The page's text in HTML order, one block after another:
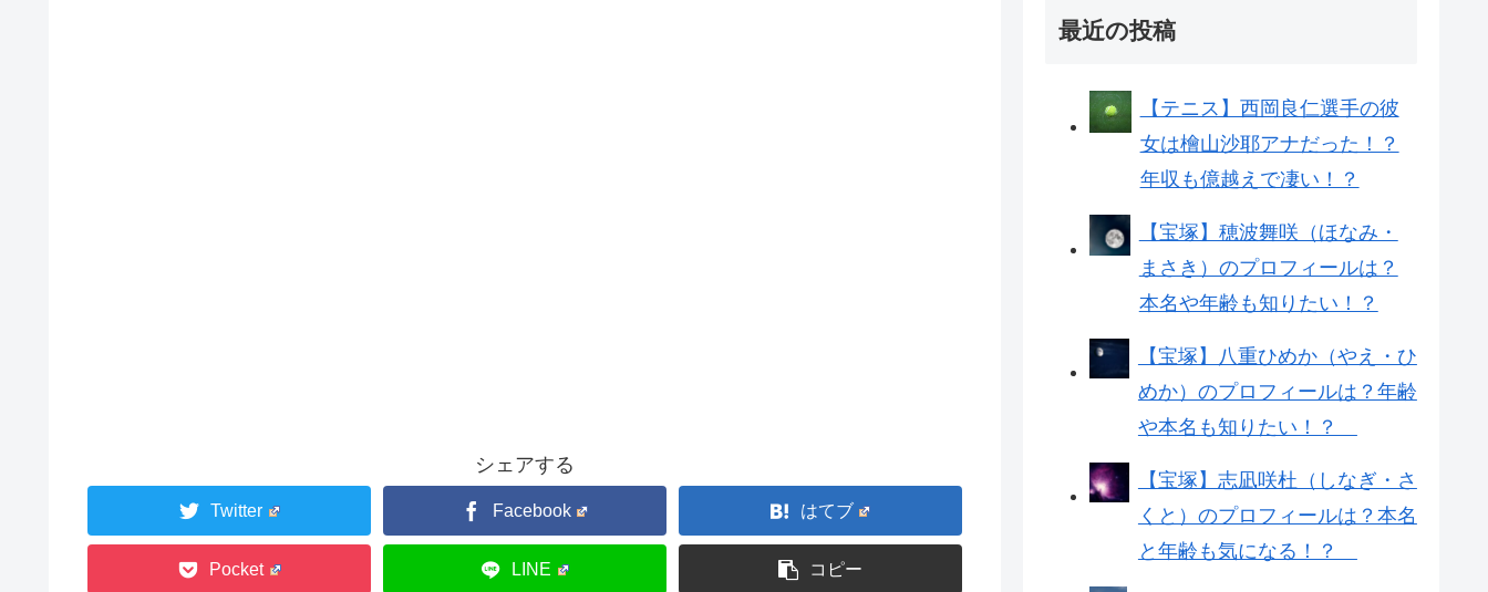
シェアする
Twitter Facebook はてブ
Pocket LINE コピー
最近の投稿
【テニス】西岡良仁選手の彼
女は檜山沙耶アナだった！？
年収も億越えで凄い！？
【宝塚】穂波舞咲（ほなみ・
まさき）のプロフィールは？
本名や年齢も知りたい！？
【宝塚】八重ひめか（やえ・ひ
めか）のプロフィールは？年齢
や本名も知りたい！？
【宝塚】志凪咲杜（しなぎ・さ
くと）のプロフィールは？本名
と年齢も気になる！？